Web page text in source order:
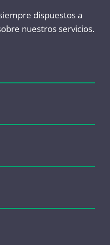
dispuestos a
nuestros servicios.